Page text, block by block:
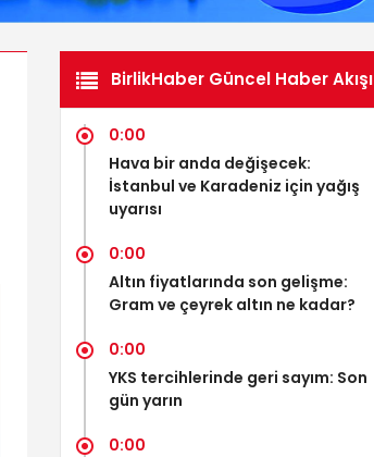
BirlikHaber Güncel Haber Akışı
0:00
Hava bir anda değişecek:
İstanbul ve Karadeniz için yağış
uyarısı
0:00
Altın fiyatlarında son gelişme:
Gram ve çeyrek altın ne kadar?
0:00
YKS tercihlerinde geri sayım: Son
gün yarın
0:00